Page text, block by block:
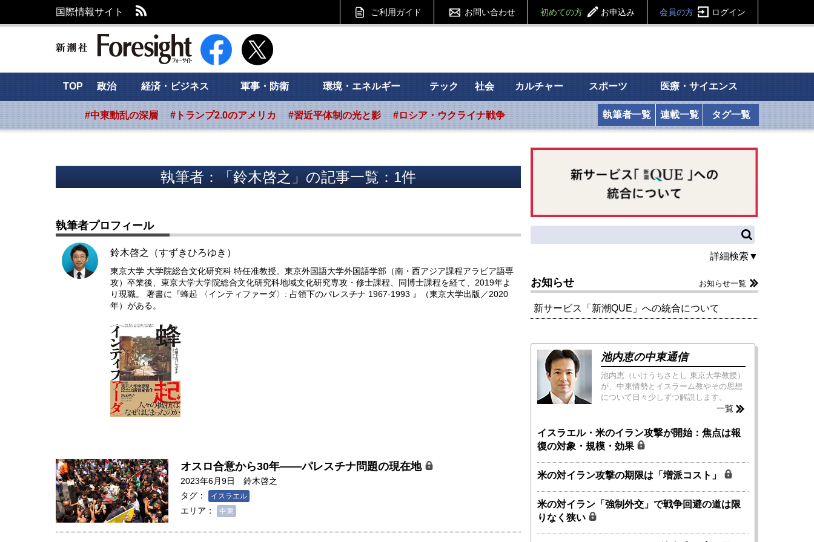
国際情報サイト ご利用ガイド お問い合わせ 初めての方 お申込み 会員の方 ログイン
新潮社 Foresight フォーサイト
TOP 政治 経済・ビジネス 軍事・防衛 環境・エネルギー テック 社会 カルチャー スポーツ 医療・サイエンス
#中東動乱の深層 #トランプ2.0のアメリカ #習近平体制の光と影 #ロシア・ウクライナ戦争 執筆者一覧 連載一覧 タグ一覧
執筆者：「鈴木啓之」の記事一覧：1件
執筆者プロフィール
鈴木啓之（すずきひろゆき）
東京大学 大学院総合文化研究科 特任准教授。東京外国語大学外国語学部（南・西アジア課程アラビア語専
攻）卒業後、東京大学大学院総合文化研究科地域文化研究専攻・修士課程、同博士課程を経て、2019年よ
り現職。 著書に『蜂起 〈インティファーダ〉: 占領下のパレスチナ 1967-1993 』（東京大学出版／2020
年）がある。
オスロ合意から30年――パレスチナ問題の現在地
2023年6月9日
鈴木啓之
タグ：
イスラエル
エリア： 中東
詳細検索▼
お知らせ お知らせ一覧
新サービス「新潮QUE」への統合について
池内恵の中東通信
池内恵（いけうちさとし 東京大学教授）
が、中東情勢とイスラーム教やその思想
について日々少しずつ解説します。
一覧
イスラエル・米のイラン攻撃が開始：焦点は報
復の対象・規模・効果
米の対イラン攻撃の期限は「増派コスト」
米の対イラン「強制外交」で戦争回避の道は限
りなく狭い